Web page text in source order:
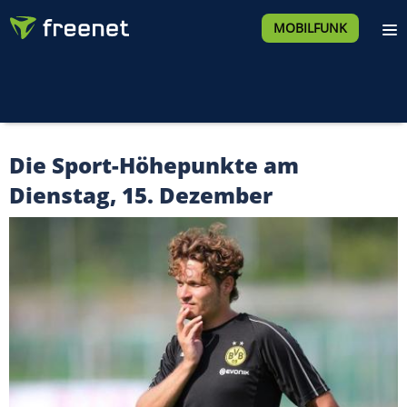
MOBILFUNK
Die Sport-Höhepunkte am
Dienstag, 15. Dezember